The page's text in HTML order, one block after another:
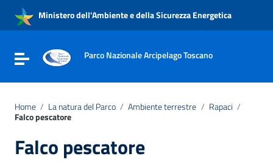
Vai al menu di navigazione
Vai al footer
Ministero dell'Ambiente e della Sicurezza Energetica
Attiva / disattiva la navigazione
Parco Nazionale Arcipelago Toscano
Home / La natura del Parco / Ambiente terrestre / Rapaci /
Falco pescatore
Falco pescatore